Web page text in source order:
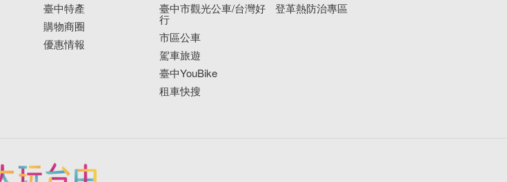
臺中特產
購物商圈
優惠情報
臺中市觀光公車/台灣好
行
市區公車
駕車旅遊
臺中YouBike
租車快搜
登革熱防治專區